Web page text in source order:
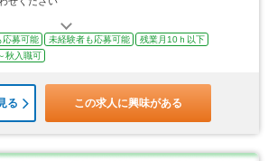
応募可能 未経験者も応募可能
残業月10ｈ以下
秋入職可
る この求人に興味がある